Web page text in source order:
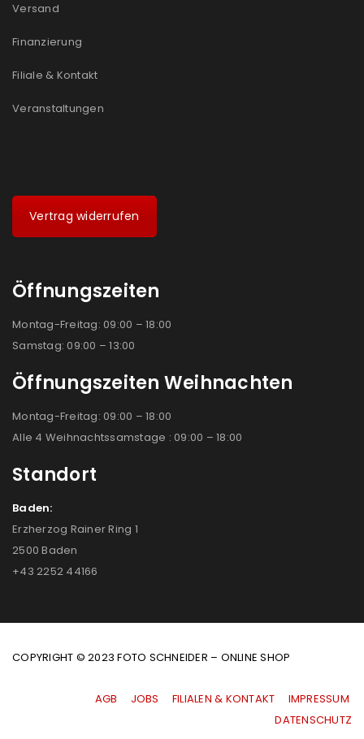
Versand
Finanzierung
Filiale & Kontakt
Veranstaltungen
Vertrag widerrufen
Öffnungszeiten
Montag-Freitag: 09:00 – 18:00
Samstag: 09:00 – 13:00
Öffnungszeiten Weihnachten
Montag-Freitag: 09:00 – 18:00
Alle 4 Weihnachtssamstage : 09:00 – 18:00
Standort
Baden:
Erzherzog Rainer Ring 1
2500 Baden
+43 2252 44166
COPYRIGHT © 2023 FOTO SCHNEIDER – ONLINE SHOP
AGB JOBS FILIALEN & KONTAKT
IMPRESSUM
|DATENSCHUTZ